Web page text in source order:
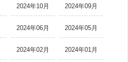
2024年10月 2024年09月
2024年06月 2024年05月
2024年02月 2024年01月